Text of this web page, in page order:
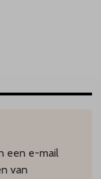
een e-mail
van